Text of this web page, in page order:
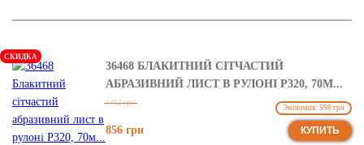
36468 БЛАКИТНИЙ СІТЧАСТИЙ
АБРАЗИВНИЙ ЛИСТ В РУЛОНІ Р320, 70М...
1452 грн Экономия: 596 грн
856 грн КУПИТЬ
СКИДКА